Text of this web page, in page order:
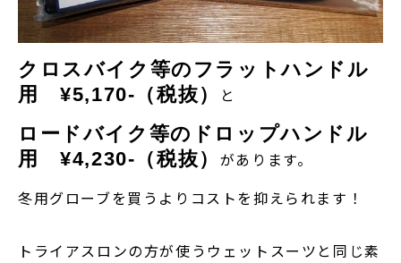
クロスバイク等のフラットハンドル
用 ¥5,170-（税抜）
と
ロードバイク等のドロップハンドル
用 ¥4,230-（税抜） があります。
冬用グローブを買うよりコストを抑えられます！
トライアスロンの方が使うウェットスーツと同じ素